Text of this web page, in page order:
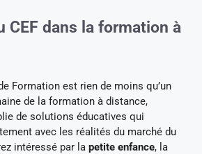
CEF dans la formation à
Formation est rien de moins qu’un
de la formation à distance,
de solutions éducatives qui
avec les réalités du marché du
intéressé par la petite enfance, la